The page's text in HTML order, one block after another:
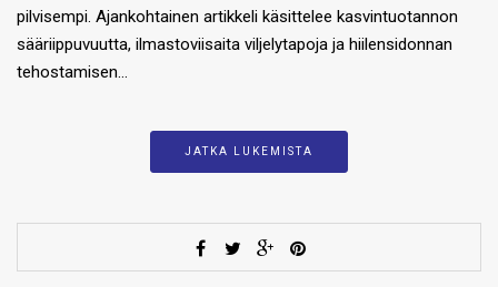
pilvisempi. Ajankohtainen artikkeli käsittelee kasvintuotannon
sääriippuvuutta, ilmastoviisaita viljelytapoja ja hiilensidonnan
tehostamisen…
JATKA LUKEMISTA